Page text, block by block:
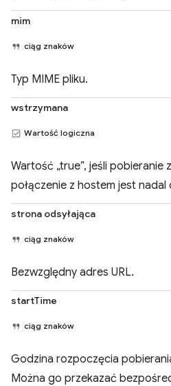
mim
ciąg znaków
Typ MIME pliku.
wstrzymana
Wartość logiczna
Wartość „true”, jeśli pobieranie
połączenie z hostem jest
strona odsyłająca
ciąg znaków
Bezwzględny adres URL.
startTime
ciąg znaków
Godzina rozpoczęcia
Można go przekazać